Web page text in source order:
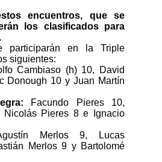
encuentros, que se
los clasificados para
participarán en la Triple
siguientes:
Cambiaso (h) 10, David
Donough 10 y Juan Martín
Facundo Pieres 10,
Nicolás Pieres 8 e Ignacio
Merlos 9, Lucas
Merlos 9 y Bartolomé